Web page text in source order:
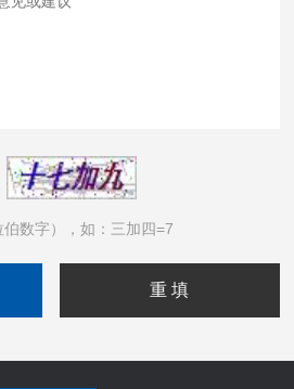
数字），如：三加四=7